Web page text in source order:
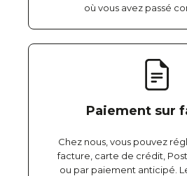
où vous avez passé
Paiement sur
Chez nous, vous pouvez
facture, carte de crédit,
ou par paiement anticipé.